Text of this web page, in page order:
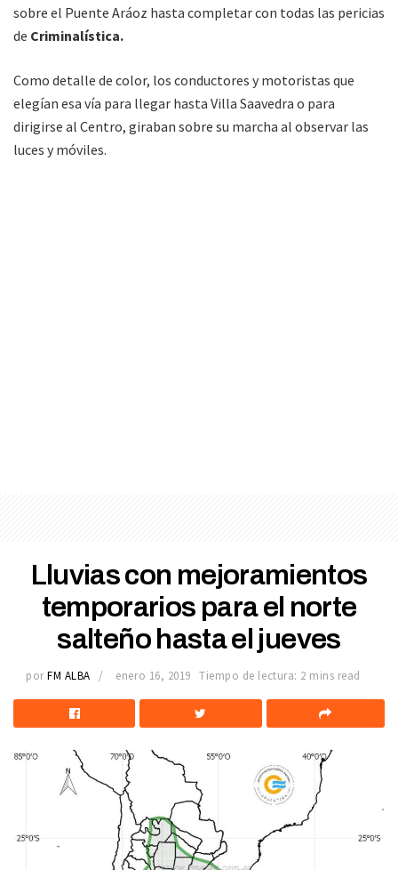
sobre el Puente Aráoz hasta completar con todas las pericias
de Criminalística.
Como detalle de color, los conductores y motoristas que
elegían esa vía para llegar hasta Villa Saavedra o para
dirigirse al Centro, giraban sobre su marcha al observar las
luces y móviles.
Lluvias con mejoramientos
temporarios para el norte
salteño hasta el jueves
por FM ALBA enero 16, 2019 Tiempo de lectura: 2 mins read